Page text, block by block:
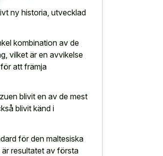
ny historia, utvecklad
kombination av de
vilket är en avvikelse
att främja
blivit en av de mest
blivit känd i
för den maltesiska
är resultatet av första